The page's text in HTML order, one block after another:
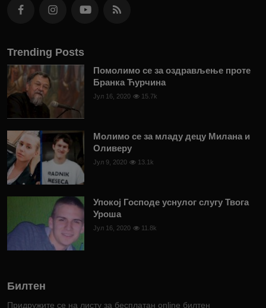
Trending Posts
Помолимо се за оздрављење проте
Бранка Ћурчина
Јул 16, 2020 15.7k
Молимо се за младу децу Милана и
Оливеру
Јул 9, 2020 13.1k
Упокој Господе уснулог слугу Твога
Уроша
Јул 16, 2020 11.8k
Билтен
Придружите се на листу за бесплатан online билтен